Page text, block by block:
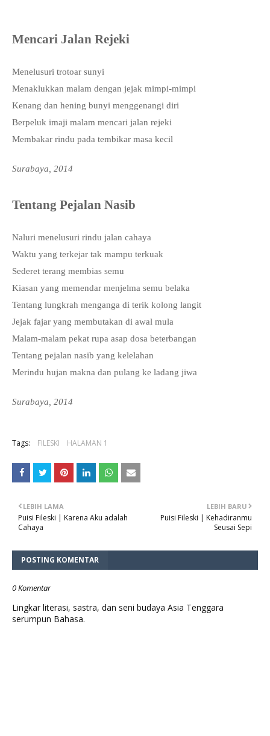
Mencari Jalan Rejeki
Menelusuri trotoar sunyi
Menaklukkan malam dengan jejak mimpi-mimpi
Kenang dan hening bunyi menggenangi diri
Berpeluk imaji malam mencari jalan rejeki
Membakar rindu pada tembikar masa kecil
Surabaya, 2014
Tentang Pejalan Nasib
Naluri menelusuri rindu jalan cahaya
Waktu yang terkejar tak mampu terkuak
Sederet terang membias semu
Kiasan yang memendar menjelma semu belaka
Tentang lungkrah menganga di terik kolong langit
Jejak fajar yang membutakan di awal mula
Malam-malam pekat rupa asap dosa beterbangan
Tentang pejalan nasib yang kelelahan
Merindu hujan makna dan pulang ke ladang jiwa
Surabaya, 2014
Tags: FILESKI HALAMAN 1
LEBIH BARU
Puisi Fileski | Kehadiranmu
Seusai Sepi
LEBIH LAMA
Puisi Fileski | Karena Aku adalah
Cahaya
POSTING KOMENTAR
0 Komentar
Lingkar literasi, sastra, dan seni budaya Asia Tenggara
serumpun Bahasa.